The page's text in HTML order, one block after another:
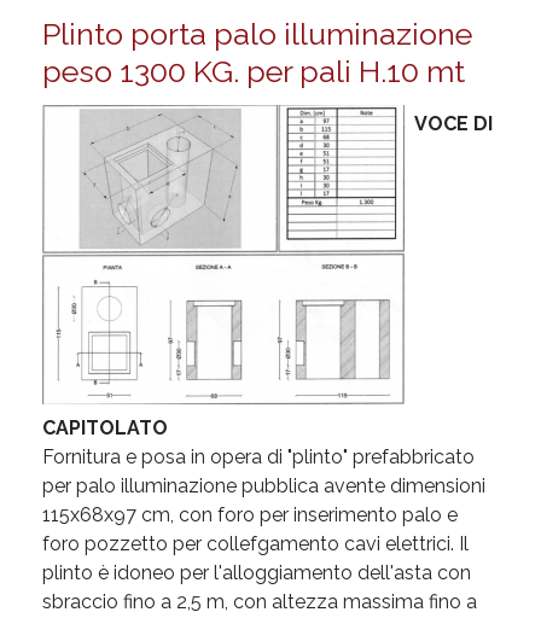
Plinto porta palo illuminazione
peso 1300 KG. per pali H.10 mt
VOCE DI
CAPITOLATO
Fornitura e posa in opera di "plinto" prefabbricato
per palo illuminazione pubblica avente dimensioni
115x68x97 cm, con foro per inserimento palo e
foro pozzetto per collefgamento cavi elettrici. Il
plinto è idoneo per l'alloggiamento dell'asta con
sbraccio fino a 2,5 m, con altezza massima fino a